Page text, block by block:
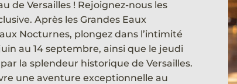
de Versailles ! Rejoignez-nous les
Après les Grandes Eaux
Nocturnes, plongez dans l’intimité
au 14 septembre, ainsi que le jeudi
la splendeur historique de Versailles.
une aventure exceptionnelle au